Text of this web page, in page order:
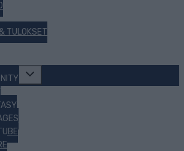
TULOKSET
Toggle
menu